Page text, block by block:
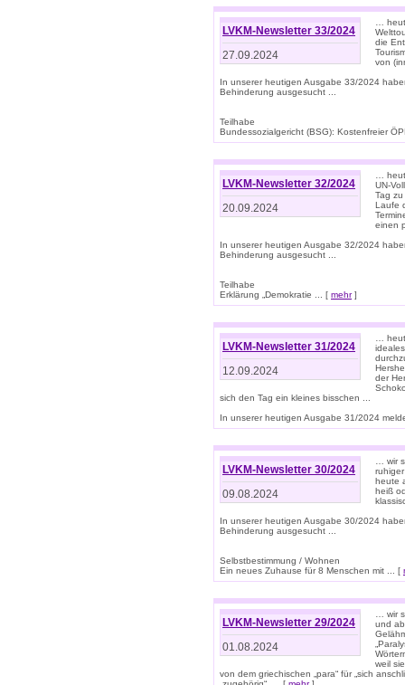
LVKM-Newsletter 33/2024
27.09.2024
…
die
von
In unserer heutigen Ausgabe 33/2024
Behinderung ausgesucht ...
Teilhabe
Bundessozialgericht (BSG): Kostenfreier
LVKM-Newsletter 32/2024
20.09.2024
…
UN-
Tag
Laufe
einen
In unserer heutigen Ausgabe 32/2024
Behinderung ausgesucht ...
Teilhabe
Erklärung „Demokratie ... [ mehr]
LVKM-Newsletter 31/2024
12.09.2024
…
der
sich den Tag ein kleines bisschen ...
In unserer heutigen Ausgabe 31/2024
LVKM-Newsletter 30/2024
09.08.2024
… wir
heute
heiß
In unserer heutigen Ausgabe 30/2024
Behinderung ausgesucht ...
Selbstbestimmung / Wohnen
Ein neues Zuhause für 8 Menschen mit ... [
LVKM-Newsletter 29/2024
01.08.2024
… wir
und
weil
von dem griechischen „para“ für „sich